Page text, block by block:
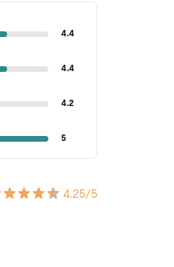
4.4
4.4
4.2
5
4.25/5